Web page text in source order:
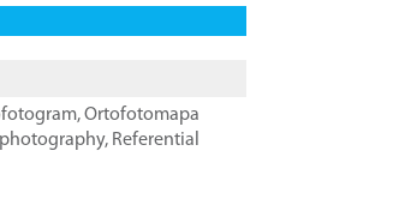
,Ortofotomapa
, Referential